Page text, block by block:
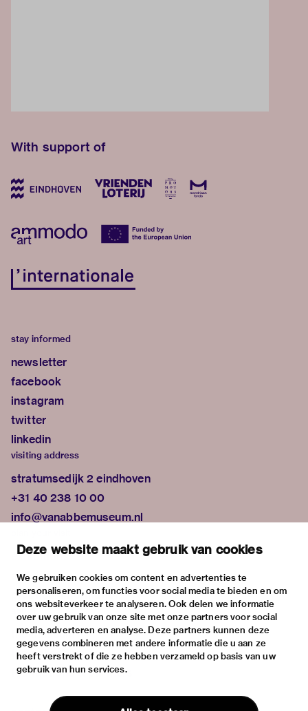
Deze website maakt gebruik van cookies
We gebruiken cookies om content en advertenties te
personaliseren, om functies voor social media te bieden en om
ons websiteverkeer te analyseren. Ook delen we informatie
over uw gebruik van onze site met onze partners voor social
media, adverteren en analyse. Deze partners kunnen deze
gegevens combineren met andere informatie die u aan ze
heeft verstrekt of die ze hebben verzameld op basis van uw
gebruik van hun services.
With support of
stay informed
newsletter
facebook
instagram
twitter
linkedin
visiting address
stratumsedijk 2 eindhoven
+31 40 238 10 00
info@vanabbemuseum.nl
exhibitions
activities
practical information
about
the museum
the collection
foundations & partners